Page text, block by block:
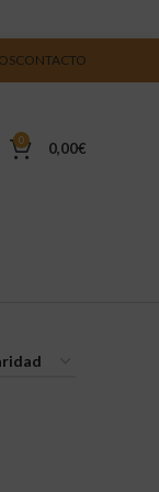
CONTACTO
0 0,00€